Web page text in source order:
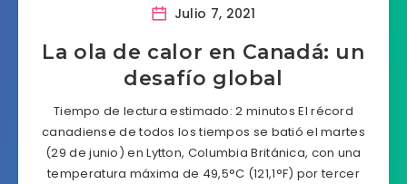
Julio 7, 2021
La ola de calor en Canadá: un
desafío global
Tiempo de lectura estimado: 2 minutos El récord
canadiense de todos los tiempos se batió el martes
(29 de junio) en Lytton, Columbia Británica, con una
temperatura máxima de 49,5°C (121,1°F) por tercer